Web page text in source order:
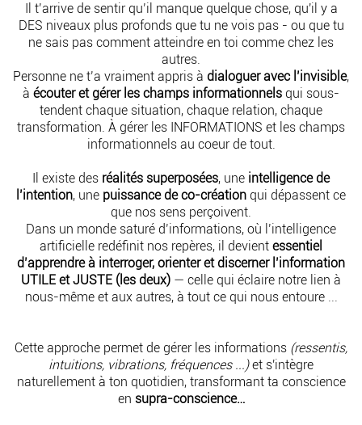
Il t’arrive de sentir qu’il manque quelque chose, qu'il y a
DES niveaux plus profonds que tu ne vois pas - ou que tu
ne sais pas comment atteindre en toi comme chez les
autres.
Personne ne t’a vraiment appris à dialoguer avec l’invisible,
à écouter et gérer les champs informationnels qui sous-
tendent chaque situation, chaque relation, chaque
transformation. À gérer les INFORMATIONS et les champs
informationnels au coeur de tout.
Il existe des réalités superposées, une intelligence de
l’intention, une puissance de co-création qui dépassent ce
que nos sens perçoivent.
Dans un monde saturé d’informations, où l’intelligence
artificielle redéfinit nos repères, il devient essentiel
d’apprendre à interroger, orienter et discerner l’information
UTILE et JUSTE (les deux) — celle qui éclaire notre lien à
nous-même et aux autres, à tout ce qui nous entoure ...
Cette approche permet de gérer les informations (ressentis,
intuitions, vibrations, fréquences ...)et s'intègre
naturellement à ton quotidien, transformant ta conscience
en supra-conscience…